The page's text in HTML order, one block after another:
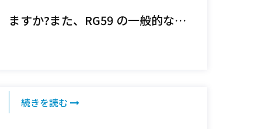
ますか?また、RG59 の一般的な使
続きを読む